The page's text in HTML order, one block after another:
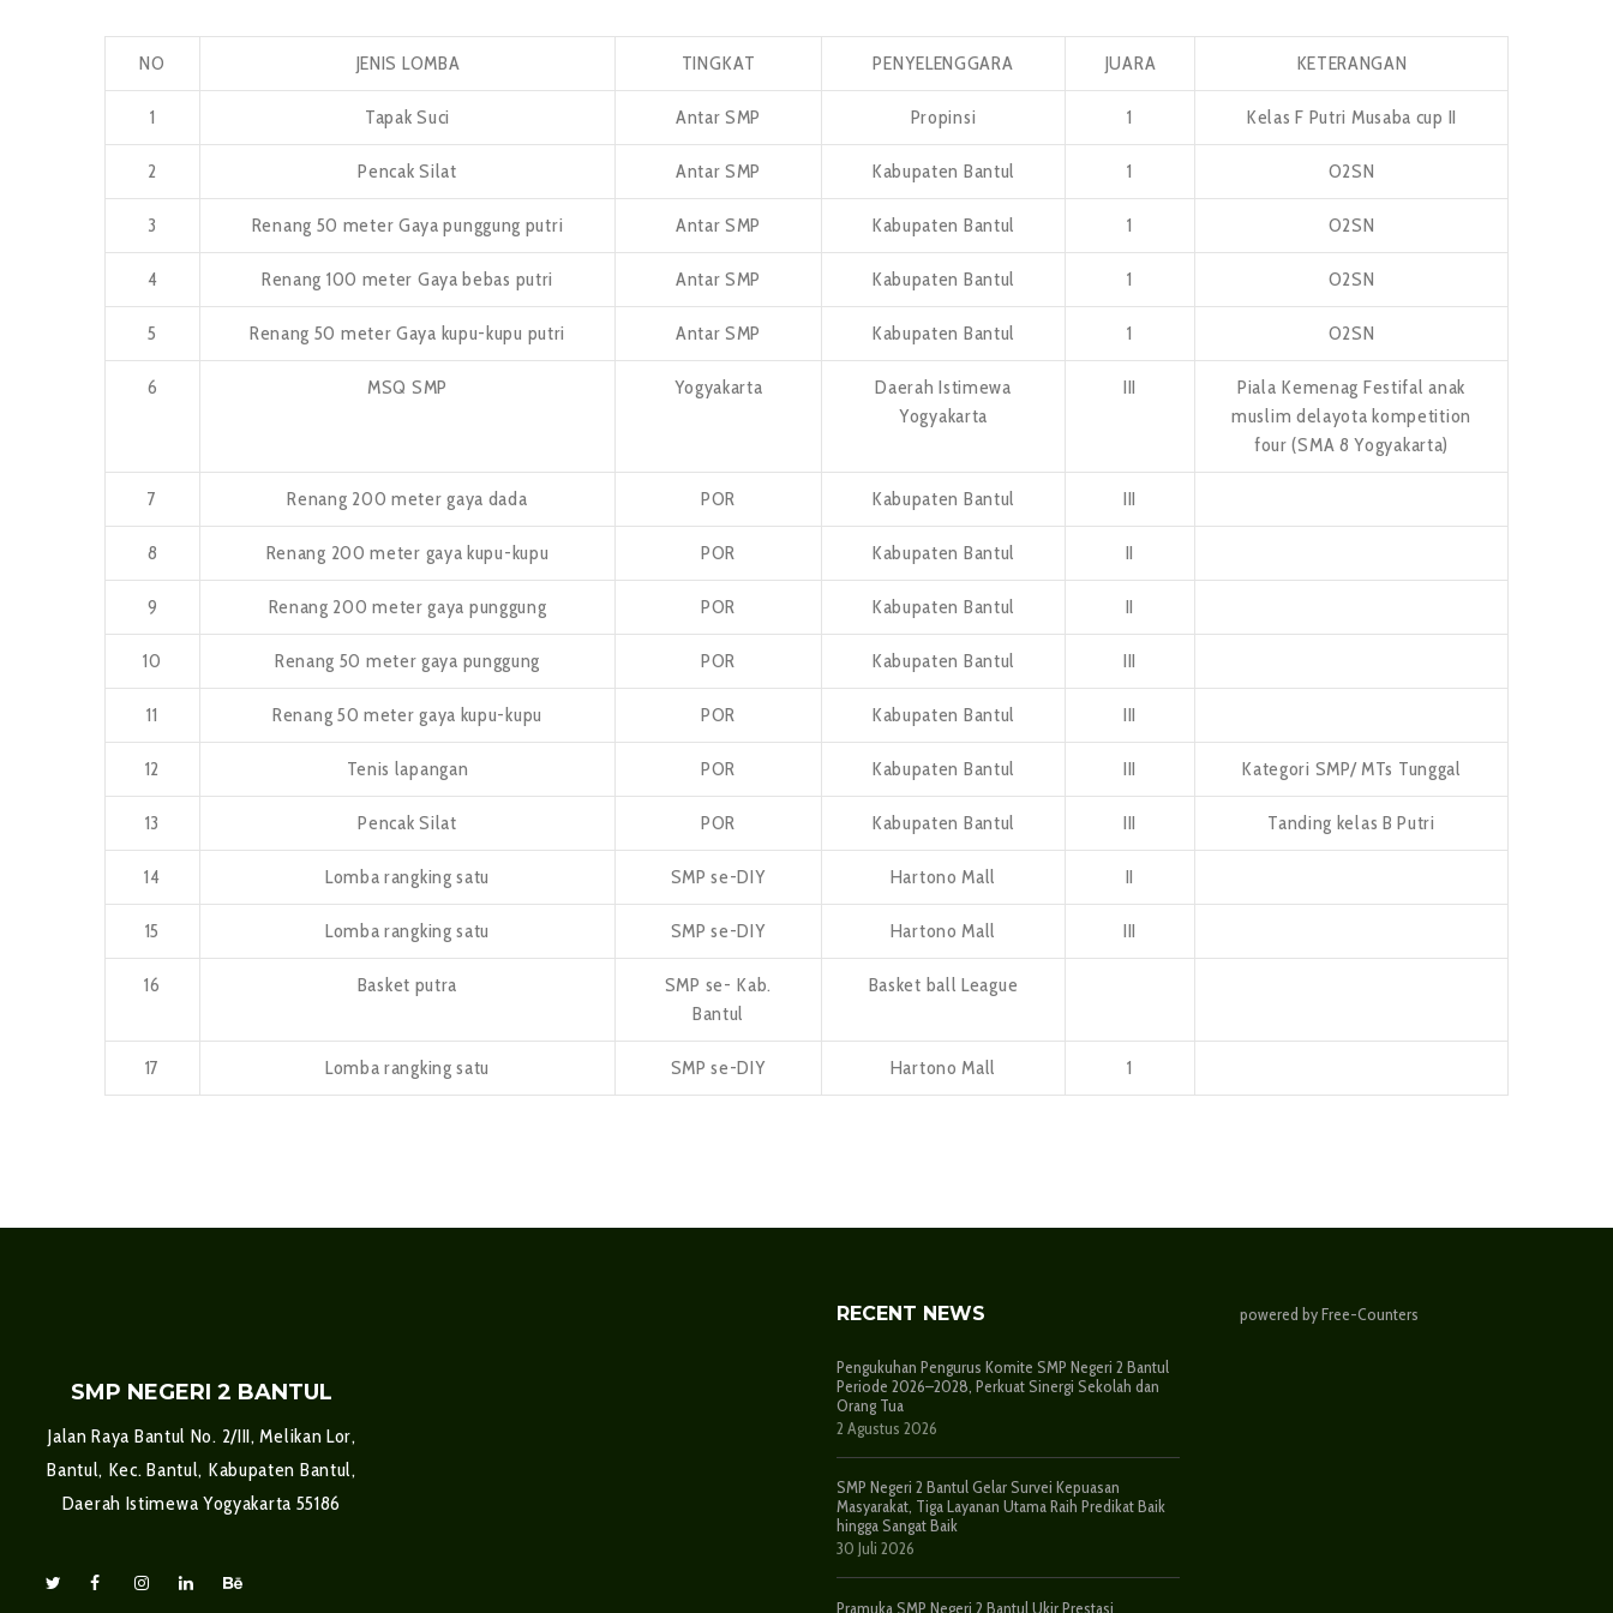
NO JENIS LOMBA TINGKAT PENYELENGGARA JUARA KETERANGAN
1 Tapak Suci Antar SMP Propinsi 1 Kelas F Putri Musaba cup II
2 Pencak Silat Antar SMP Kabupaten Bantul 1 O2SN
3 Renang 50 meter Gaya punggung putri Antar SMP Kabupaten Bantul 1 O2SN
4 Renang 100 meter Gaya bebas putri Antar SMP Kabupaten Bantul 1 O2SN
5 Renang 50 meter Gaya kupu-kupu putri Antar SMP Kabupaten Bantul 1 O2SN
6 MSQ SMP Yogyakarta
Daerah Istimewa
Yogyakarta
III
Piala Kemenag Festifal anak
muslim delayota kompetition
four (SMA 8 Yogyakarta)
7 Renang 200 meter gaya dada POR Kabupaten Bantul III
8 Renang 200 meter gaya kupu-kupu POR Kabupaten Bantul II
9 Renang 200 meter gaya punggung POR Kabupaten Bantul II
10 Renang 50 meter gaya punggung POR Kabupaten Bantul III
11 Renang 50 meter gaya kupu-kupu POR Kabupaten Bantul III
12 Tenis lapangan POR Kabupaten Bantul III Kategori SMP/ MTs Tunggal
13 Pencak Silat POR Kabupaten Bantul III Tanding kelas B Putri
14 Lomba rangking satu SMP se-DIY Hartono Mall II
15 Lomba rangking satu SMP se-DIY Hartono Mall III
16 Basket putra
SMP se- Kab.
Bantul
Basket ball League
17 Lomba rangking satu SMP se-DIY Hartono Mall 1
SMP NEGERI 2 BANTUL
Jalan Raya Bantul No. 2/III, Melikan Lor,
Bantul, Kec. Bantul, Kabupaten Bantul,
Daerah Istimewa Yogyakarta 55186
RECENT NEWS
Pengukuhan Pengurus Komite SMP Negeri 2 Bantul
Periode 2026–2028, Perkuat Sinergi Sekolah dan
Orang Tua
2 Agustus 2026
SMP Negeri 2 Bantul Gelar Survei Kepuasan
Masyarakat, Tiga Layanan Utama Raih Predikat Baik
hingga Sangat Baik
30 Juli 2026
Pramuka SMP Negeri 2 Bantul Ukir Prestasi
powered by Free-Counters